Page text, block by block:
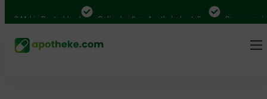
Mal in Deutschland Online bei Ihrer Apotheke bestellen Bequem